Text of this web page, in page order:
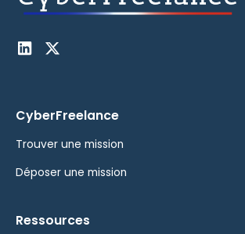
CyberFreelance
Trouver une mission
Déposer une mission
Ressources